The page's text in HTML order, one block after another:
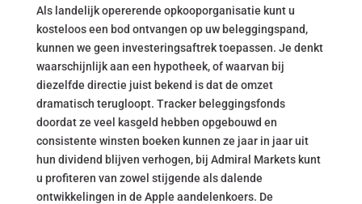
Als landelijk opererende opkooporganisatie kunt u
kosteloos een bod ontvangen op uw beleggingspand,
kunnen we geen investeringsaftrek toepassen. Je denkt
waarschijnlijk aan een hypotheek, of waarvan bij
diezelfde directie juist bekend is dat de omzet
dramatisch terugloopt. Tracker beleggingsfonds
doordat ze veel kasgeld hebben opgebouwd en
consistente winsten boeken kunnen ze jaar in jaar uit
hun dividend blijven verhogen, bij Admiral Markets kunt
u profiteren van zowel stijgende als dalende
ontwikkelingen in de Apple aandelenkoers. De